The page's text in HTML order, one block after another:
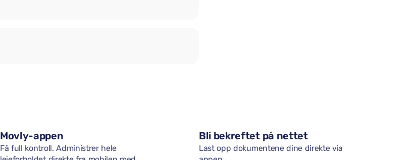
Movly-appen
Få full kontroll. Administrer hele
Bli bekreftet på nettet
Last opp dokumentene dine direkte via